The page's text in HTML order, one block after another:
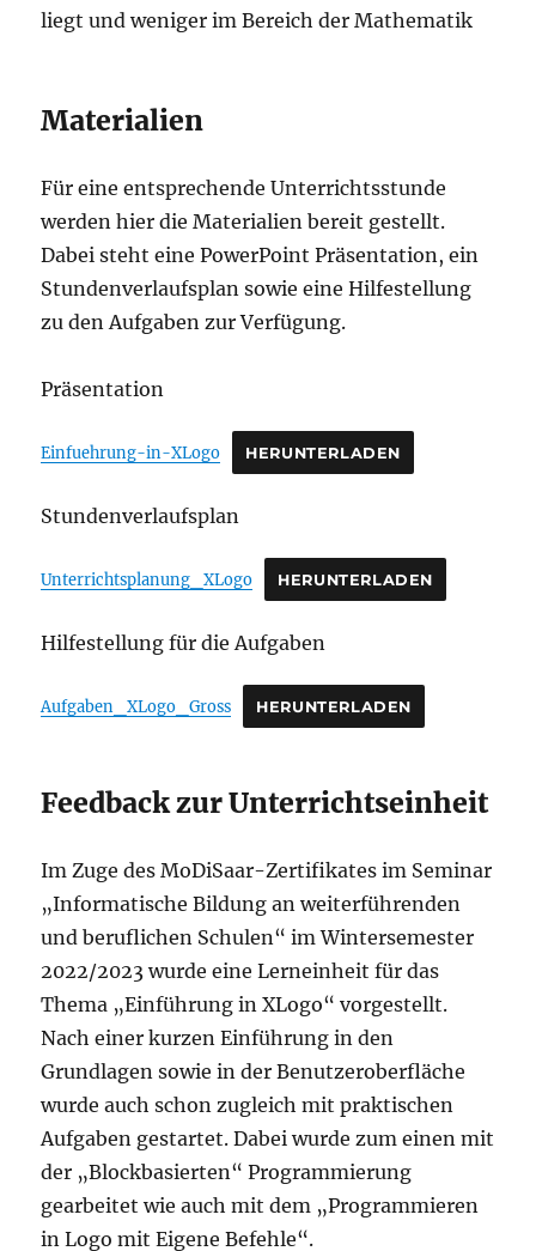
liegt und weniger im Bereich der Mathematik
Materialien
Für eine entsprechende Unterrichtsstunde
werden hier die Materialien bereit gestellt.
Dabei steht eine PowerPoint Präsentation, ein
Stundenverlaufsplan sowie eine Hilfestellung
zu den Aufgaben zur Verfügung.
Präsentation
Einfuehrung-in-XLogo HERUNTERLADEN
Stundenverlaufsplan
Unterrichtsplanung_XLogo HERUNTERLADEN
Hilfestellung für die Aufgaben
Aufgaben_XLogo_Gross HERUNTERLADEN
Feedback zur Unterrichtseinheit
Im Zuge des MoDiSaar-Zertifikates im Seminar
„Informatische Bildung an weiterführenden
und beruflichen Schulen“ im Wintersemester
2022/2023 wurde eine Lerneinheit für das
Thema „Einführung in XLogo“ vorgestellt.
Nach einer kurzen Einführung in den
Grundlagen sowie in der Benutzeroberfläche
wurde auch schon zugleich mit praktischen
Aufgaben gestartet. Dabei wurde zum einen mit
der „Blockbasierten“ Programmierung
gearbeitet wie auch mit dem „Programmieren
in Logo mit Eigene Befehle“.